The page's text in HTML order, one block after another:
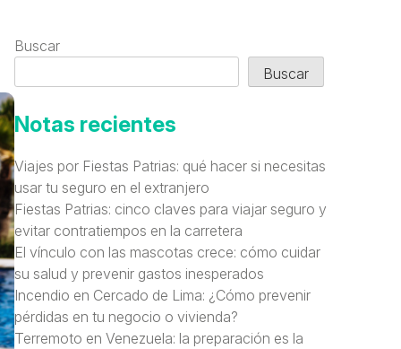
Buscar
Buscar
Notas recientes
Viajes por Fiestas Patrias: qué hacer si necesitas
usar tu seguro en el extranjero
Fiestas Patrias: cinco claves para viajar seguro y
evitar contratiempos en la carretera
El vínculo con las mascotas crece: cómo cuidar
su salud y prevenir gastos inesperados
Incendio en Cercado de Lima: ¿Cómo prevenir
pérdidas en tu negocio o vivienda?
Terremoto en Venezuela: la preparación es la